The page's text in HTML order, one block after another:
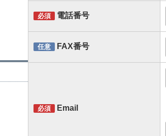
必須 電話番号
任意 FAX番号
必須 Email